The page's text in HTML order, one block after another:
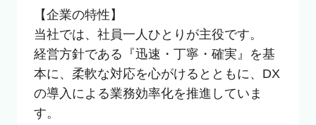
【企業の特性】
当社では、社員一人ひとりが主役です。
経営方針である『迅速・丁寧・確実』を基
本に、柔軟な対応を心がけるとともに、DX
の導入による業務効率化を推進していま
す。